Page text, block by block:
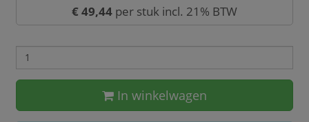
€ 49,44per stuk incl. 21% BTW
In winkelwagen